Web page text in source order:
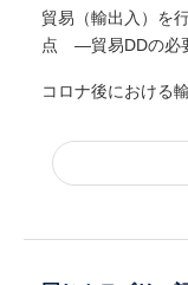
貿易（輸出入）を
点 ―貿易DDの必
コロナ後における